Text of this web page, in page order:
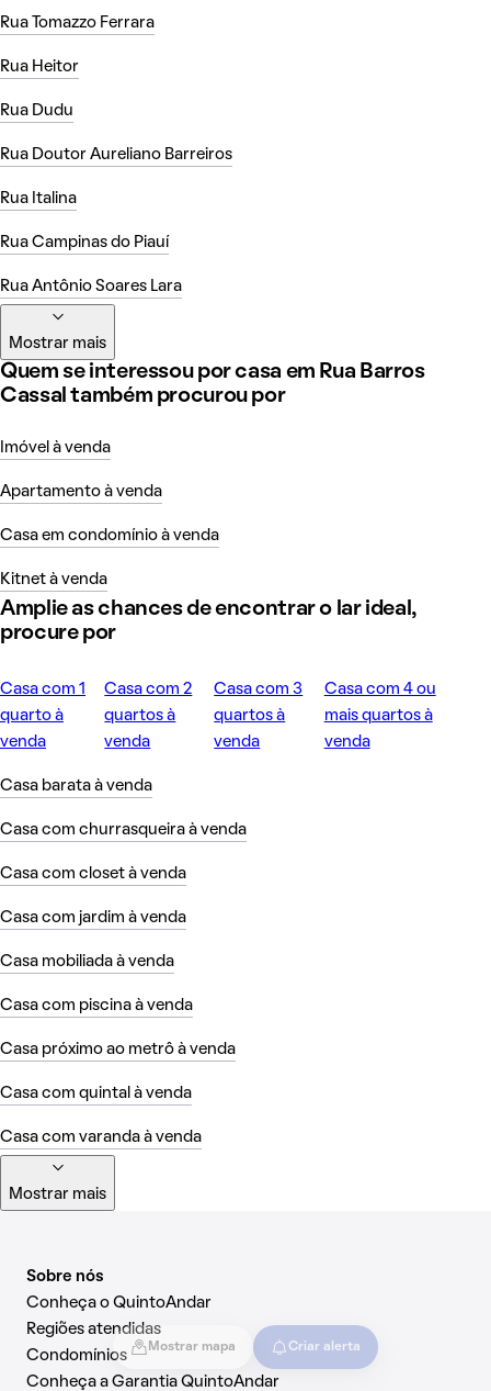
Mostrar mapa Criar alerta
Rua Tomazzo Ferrara
Rua Heitor
Rua Dudu
Rua Doutor Aureliano Barreiros
Rua Italina
Rua Campinas do Piauí
Rua Antônio Soares Lara
Mostrar mais
Quem se interessou por casa em Rua Barros
Cassal também procurou por
Imóvel à venda
Apartamento à venda
Casa em condomínio à venda
Kitnet à venda
Amplie as chances de encontrar o lar ideal,
procure por
Casa com 1
quarto à
venda
Casa com 2
quartos à
venda
Casa com 3
quartos à
venda
Casa com 4 ou
mais quartos à
venda
Casa barata à venda
Casa com churrasqueira à venda
Casa com closet à venda
Casa com jardim à venda
Casa mobiliada à venda
Casa com piscina à venda
Casa próximo ao metrô à venda
Casa com quintal à venda
Casa com varanda à venda
Mostrar mais
Sobre nós
Conheça o QuintoAndar
Regiões atendidas
Condomínios
Conheça a Garantia QuintoAndar